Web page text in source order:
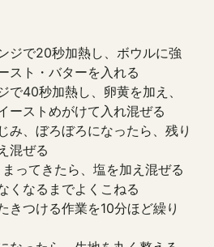
ジで20秒加熱し、ボウルに強
スト・バターを入れる
で40秒加熱し、卵黄を加え、
ーストめがけて入れ混ぜる
み、ぼろぼろになったら、残り
混ぜる
ってきたら、塩を加え混ぜる
くなるまでよくこねる
きつける作業を10分ほど繰り